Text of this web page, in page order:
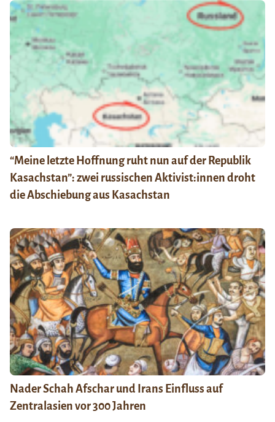
“Meine letzte Hoffnung ruht nun auf der Republik
Kasachstan”: zwei russischen Aktivist:innen droht
die Abschiebung aus Kasachstan
Nader Schah Afschar und Irans Einfluss auf
Zentralasien vor 300 Jahren